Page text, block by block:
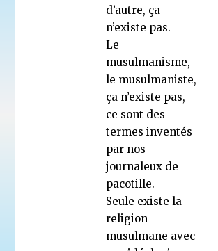
d’autre, ça
n’existe pas.
Le
musulmanisme,
le musulmaniste,
ça n’existe pas,
ce sont des
termes inventés
par nos
journaleux de
pacotille.
Seule existe la
religion
musulmane avec